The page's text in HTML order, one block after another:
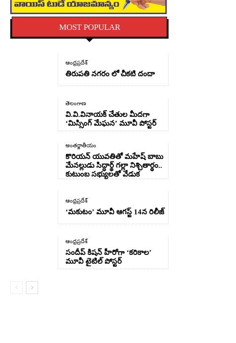
MOST POPULAR
ఆంధ్రప్రదేశ్
తిరుపతి నగరం లో చీకటి దందా
తెలంగాణ
వి.వి.వినాయక్ చేతుల మీదగా
‘మిస్సింగ్ మేఘన’ మూవీ పోస్టర్
అంతర్జాతీయం
కొరియన్ యువతితో మహేష్ బాబు
మేనల్లుడు సిద్ధార్థ్ గల్లా నిశ్చితార్థం..
కుటుంబ సభ్యులతో వేడుక
ఆంధ్రప్రదేశ్
‘మకుటం’ మూవీ ఆగస్ట్ 14న రిలీజ్
ఆంధ్రప్రదేశ్
సందీప్ కిషన్ హీరోగా ‘కరికాల’
మూవీ టైటిల్ పోస్టర్